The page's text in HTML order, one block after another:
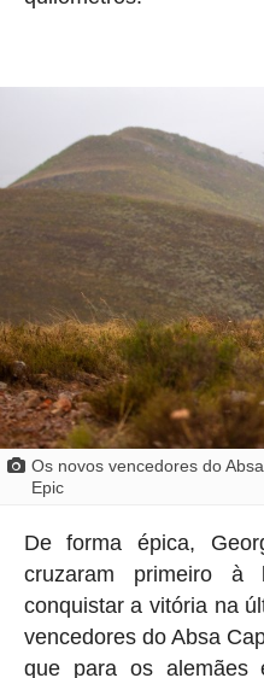
Os novos vencedores do
Epic
De forma épica,
cruzaram primeiro à
conquistar a vitória na
vencedores do Absa
que para os alemães